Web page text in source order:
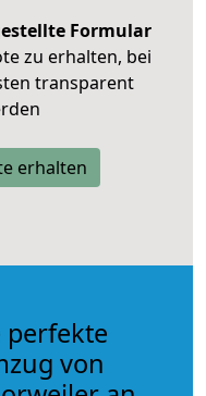
Formular
zu erhalten, bei
transparent
erhalten
von